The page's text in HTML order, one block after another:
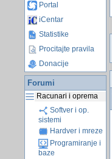
Portal
iCentar
Statistike
Procitajte pravila
Donacije
Forumi
Racunari i oprema
Softver i op.
sistemi
Hardver i mreze
Programiranje i
baze